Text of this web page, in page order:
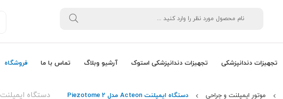
تجهیزات دندانپزشکی تجهیزات دندانپزشکی استوک آرشیو وبلاگ تماس با ما فروشگاه
دستگاه ایمپلنت Acteon مدل Piezotome 2 موتور ایمپلنت و جراحی دستگاه ایمپلنت Acteon مدل Piezotome 2